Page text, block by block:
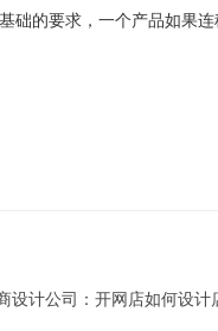
础的要求，一个产品如果
设计公司：开网店如何设计